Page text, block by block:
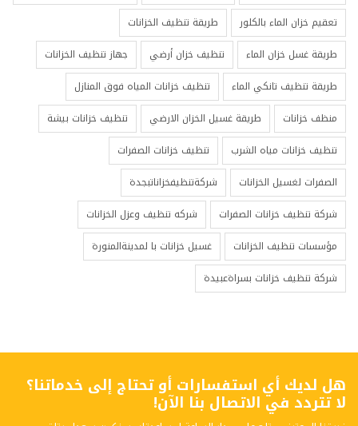
تعقيم خزان الماء بالكلور
طريقة تنظيف الخزانات
طريقة غسل خزان الماء
تنظيف خزان أرضي
جهاز تنظيف الخزانات
طريقة تنظيف تانكي الماء
تنظيف خزانات المياه فوق المنازل
منظف خزانات
طريقة غسيل الخزان الارضي
تنظيف خزانات بيشة
تنظيف خزانات مياه الشرب
تنظيف خزانات الصفرات
الصفرات لغسيل الخزانات
شركةتنظيفخزاناتبجدة
شركة تنظيف خزانات الصفرات
شركه تنظيف وعزل الخزانات
مؤسسات تنظيف الخزانات
غسيل خزانات با لمدينةالمنورة
شركة تنظيف خزانات بسراةعبيدة
هل لديك أي استفسارات أو تحتاج إلى خدماتنا؟
لا تتردد في الاتصال بنا الآن!